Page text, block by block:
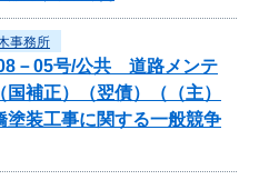
事務所
－05号/公共 道路メンテ
補正）（翌債）（（主）
装工事に関する一般競争